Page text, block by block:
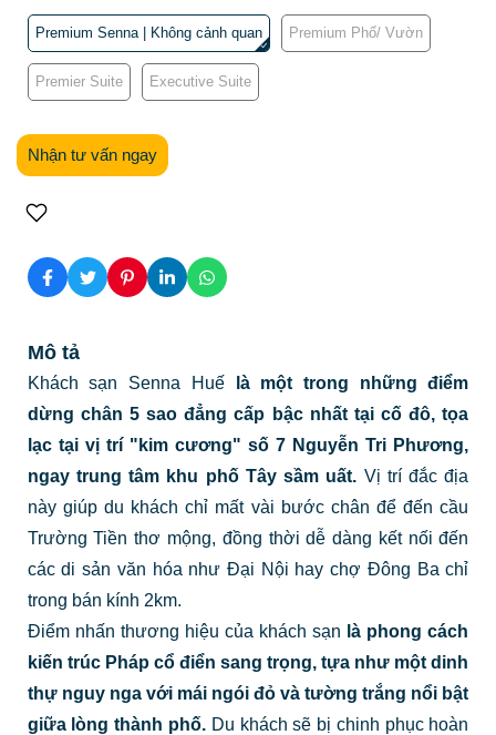
Premium Senna | Không cảnh quan Premium Phố/ Vườn
Premier Suite Executive Suite
Nhận tư vấn ngay
Mô tả
Khách sạn Senna Huế
là một trong những điểm
dừng chân 5 sao đẳng cấp bậc nhất tại cố đô, tọa
lạc tại vị trí "kim cương" số 7 Nguyễn Tri Phương,
ngay trung tâm khu phố Tây sầm uất. Vị trí đắc địa
này giúp du khách chỉ mất vài bước chân để đến cầu
Trường Tiền thơ mộng, đồng thời dễ dàng kết nối đến
các di sản văn hóa như Đại Nội hay chợ Đông Ba chỉ
trong bán kính 2km.
Điểm nhấn thương hiệu của khách sạn là phong cách
kiến trúc Pháp cổ điển sang trọng, tựa như một dinh
thự nguy nga với mái ngói đỏ và tường trắng nổi bật
giữa lòng thành phố.Du khách sẽ bị chinh phục hoàn